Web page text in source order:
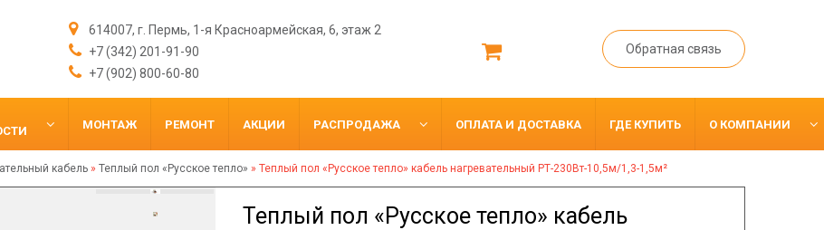
614007, г. Пермь, 1-я Красноармейская, 6, этаж 2
+7 (342) 201-91-90
+7 (902) 800-60-80
Обратная связь
МОНТАЖ РЕМОНТ АКЦИИ РАСПРОДАЖА ОПЛАТА И ДОСТАВКА ГДЕ КУПИТЬ О КОМПАНИИ
кабель » Теплый пол «Русское тепло» » Теплый пол «Русское тепло» кабель нагревательный РТ-230Вт-10,5м/1,3-1,5м²
Теплый пол «Русское тепло» кабель